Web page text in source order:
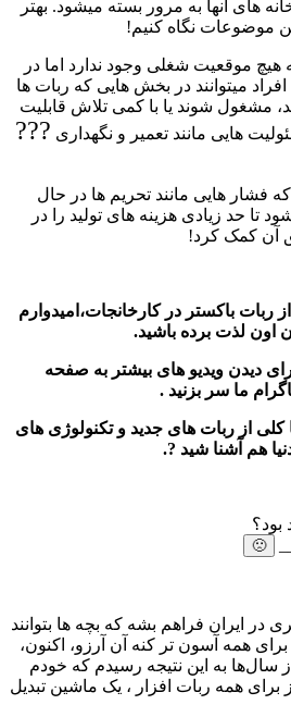
های آنها به مرور بسته میشود. بهتر
موضوعات نگاه کنیم!
هیچ موقعیت شغلی وجود ندارد اما در
میتوانند در بخش هایی که ربات ها
مشغول شوند یا با کمی تلاش قابلیت
هایی مانند تعمیر و نگهداری ??‍?
فشار هایی مانند تحریم ها در حال
تا حد زیادی هزینه های تولید را در
آن کمک کرد!
ربات باکستر در کارخانجات،امیدوارم
اون لذت برده باشید.
دیدن ویدیو های بیشتر به صفحه
ما سر بزنید .
از ربات های جدید و تکنولوژی های
هم آشنا شید ?.
بود؟
🙁
در ایران فراهم بشه که بچه ها بتوانند
برای همه آسون تر کنه آن آرزو، اکنون،
سال‌ها به این نتیجه رسیدم که خودم
همه ربات افزار ، یک ماشین تبدیل